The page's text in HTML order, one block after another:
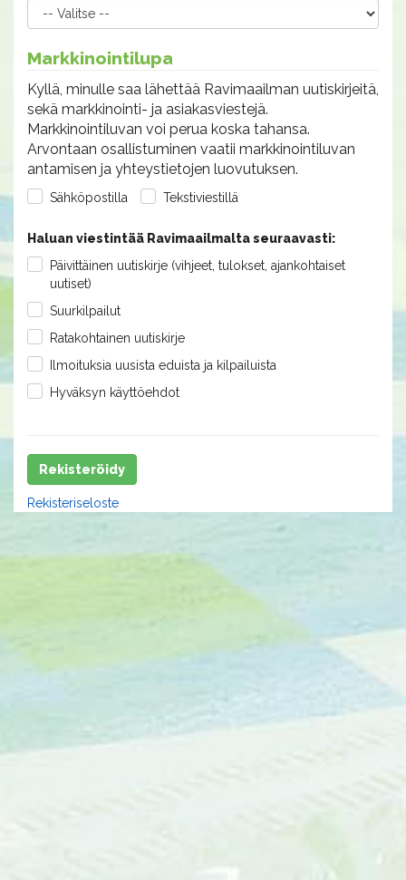
Markkinointilupa
Kyllä, minulle saa lähettää Ravimaailman uutiskirjeitä,
sekä markkinointi- ja asiakasviestejä.
Markkinointiluvan voi perua koska tahansa.
Arvontaan osallistuminen vaatii markkinointiluvan
antamisen ja yhteystietojen luovutuksen.
Sähköpostilla Tekstiviestillä
Haluan viestintää Ravimaailmalta seuraavasti:
Päivittäinen uutiskirje (vihjeet, tulokset, ajankohtaiset
uutiset)
Suurkilpailut
Ratakohtainen uutiskirje
Ilmoituksia uusista eduista ja kilpailuista
Hyväksyn käyttöehdot
Rekisteröidy
Rekisteriseloste